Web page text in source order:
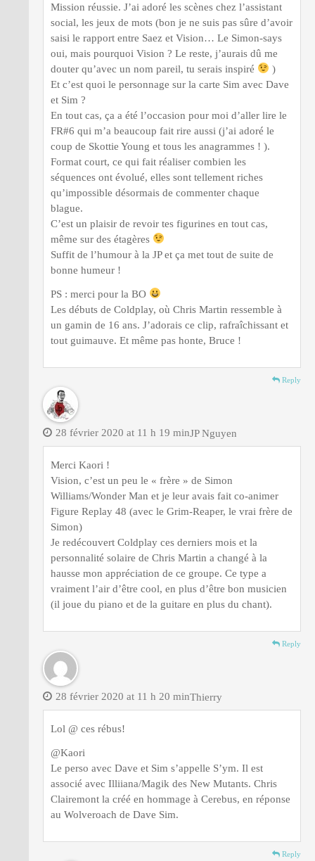
Mission réussie. J’ai adoré les scènes chez l’assistant
social, les jeux de mots (bon je ne suis pas sûre d’avoir
saisi le rapport entre Saez et Vision… Le Simon-says
oui, mais pourquoi Vision ? Le reste, j’aurais dû me
douter qu’avec un nom pareil, tu serais inspiré
)
Et c’est quoi le personnage sur la carte Sim avec Dave
et Sim ?
En tout cas, ça a été l’occasion pour moi d’aller lire le
FR#6 qui m’a beaucoup fait rire aussi (j’ai adoré le
coup de Skottie Young et tous les anagrammes ! ).
Format court, ce qui fait réaliser combien les
séquences ont évolué, elles sont tellement riches
qu’impossible désormais de commenter chaque
blague.
C’est un plaisir de revoir tes figurines en tout cas,
même sur des étagères
Suffit de l’humour à la JP et ça met tout de suite de
bonne humeur !
PS : merci pour la BO
Les débuts de Coldplay, où Chris Martin ressemble à
un gamin de 16 ans. J’adorais ce clip, rafraîchissant et
tout guimauve. Et même pas honte, Bruce !
Reply
JP Nguyen
28 février 2020 at 11 h 19 min
Merci Kaori !
Vision, c’est un peu le « frère » de Simon
Williams/Wonder Man et je leur avais fait co-animer
Figure Replay 48 (avec le Grim-Reaper, le vrai frère de
Simon)
Je redécouvert Coldplay ces derniers mois et la
personnalité solaire de Chris Martin a changé à la
hausse mon appréciation de ce groupe. Ce type a
vraiment l’air d’être cool, en plus d’être bon musicien
(il joue du piano et de la guitare en plus du chant).
Reply
Thierry
28 février 2020 at 11 h 20 min
Lol @ ces rébus!
@Kaori
Le perso avec Dave et Sim s’appelle S’ym. Il est
associé avec Illiiana/Magik des New Mutants. Chris
Clairemont la créé en hommage à Cerebus, en réponse
au Wolveroach de Dave Sim.
Reply